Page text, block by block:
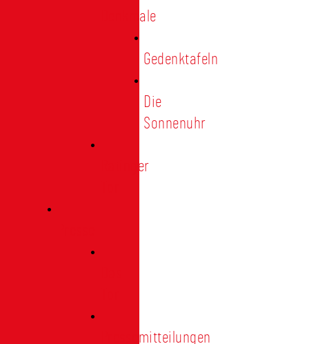
Denkmale
Gedenktafeln
Die
Sonnenuhr
Ratinger
Pressemitteilungen